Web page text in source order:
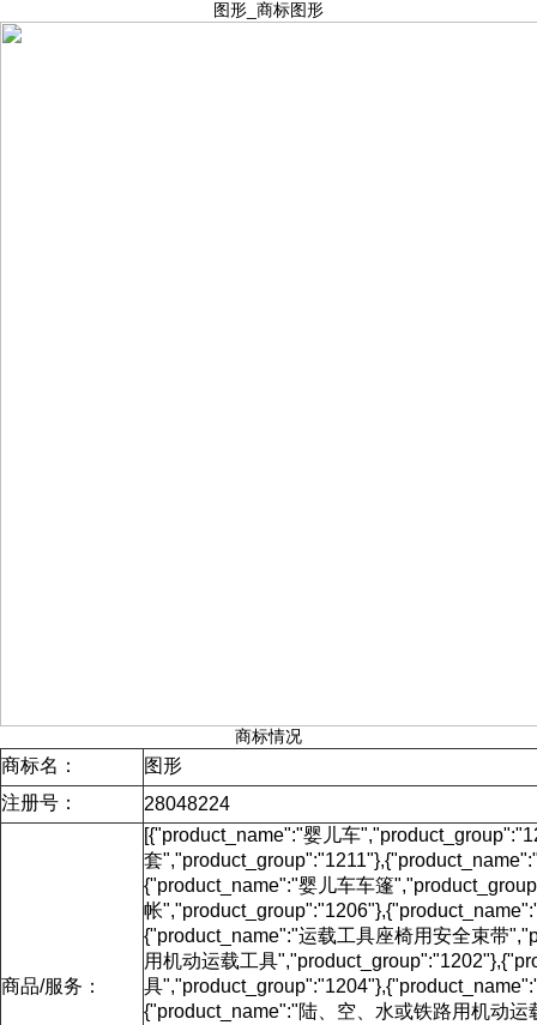
图形_商标图形
商标情况
商标名：
图形
注册号：
28048224
商品/服务：
[{"product_name":"婴儿车
套
{"product_name":"婴儿车车篷
帐
{"product_name":"运载工具座椅用安全束带
用机动运载工具
具
{"product_name":"陆、空、水或铁路用机动